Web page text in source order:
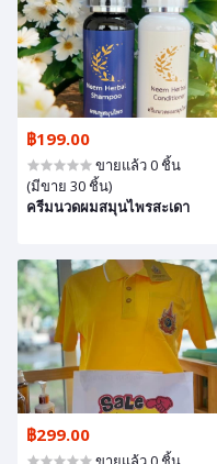
฿199.00
ขายแล้ว 0 ชิ้น
(มีขาย 30 ชิ้น)
ครีมนวดผมสมุนไพรสะเดา
฿299.00